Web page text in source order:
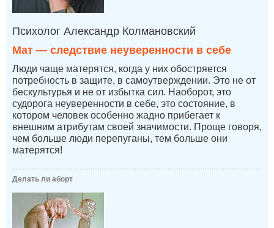
Психолог Александр Колмановский
Мат — следствие неуверенности в себе
Люди чаще матерятся, когда у них обостряется
потребность в защите, в самоутверждении. Это не от
бескультурья и не от избытка сил. Наоборот, это
судорога неуверенности в себе, это состояние, в
котором человек особенно жадно прибегает к
внешним атрибутам своей значимости. Проще говоря,
чем больше люди перепуганы, тем больше они
матерятся!
Делать ли аборт